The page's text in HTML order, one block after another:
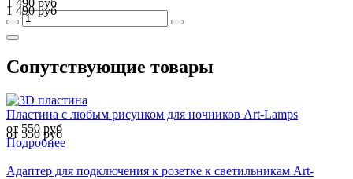
1 490 руб
Сопутствующие товары
Пластина с любым рисунком для ночников Art-Lamps
от 550 руб
от 550 руб
Подробнее
Адаптер для подключения к розетке к светильникам Art-